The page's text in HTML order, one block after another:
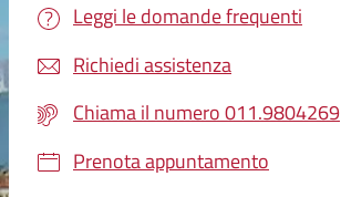
Leggi le domande frequenti
Richiedi assistenza
Chiama il numero 011.9804269
Prenota appuntamento